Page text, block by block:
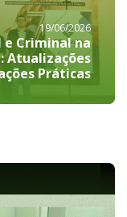
19/06/2026
e Criminal na
Atualizações
Práticas